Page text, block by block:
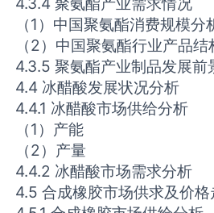
（1）中国聚氨酯消费规模分
（2）中国聚氨酯行业产品结
4.3.5 聚氨酯产业制品发展前
4.4 冰醋酸发展状况分析
4.4.1 冰醋酸市场供给分析
（1）产能
（2）产量
4.4.2 冰醋酸市场需求分析
4.5 合成橡胶市场供求及价格